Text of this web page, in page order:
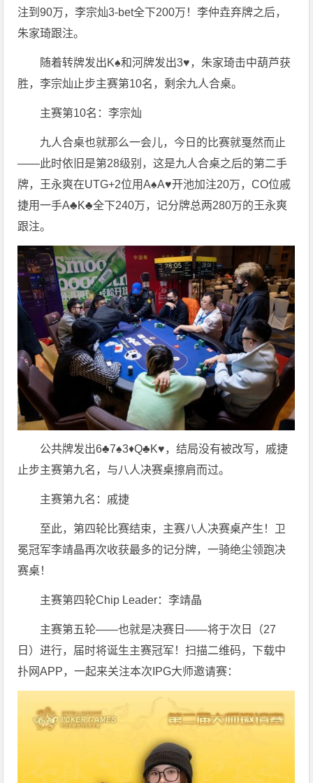
注到90万，李宗灿3-bet全下200万！李仲垚弃牌之后，
朱家琦跟注。
随着转牌发出K♠️和河牌发出3♥️，朱家琦击中葫芦获
胜，李宗灿止步主赛第10名，剩余九人合桌。
主赛第10名：李宗灿
九人合桌也就那么一会儿，今日的比赛就戛然而止
——此时依旧是第28级别，这是九人合桌之后的第二手
牌，王永爽在UTG+2位用A♠️A♥️开池加注20万，CO位戚
捷用一手A♣️K♣️全下240万，记分牌总两280万的王永爽
跟注。
公共牌发出6♣️7♠️3♦️Q♣️K♥️，结局没有被改写，戚捷
止步主赛第九名，与八人决赛桌擦肩而过。
主赛第九名：戚捷
至此，第四轮比赛结束，主赛八人决赛桌产生！卫
冕冠军李靖晶再次收获最多的记分牌，一骑绝尘领跑决
赛桌！
主赛第四轮Chip Leader：李靖晶
主赛第五轮——也就是决赛日——将于次日（27
日）进行，届时将诞生主赛冠军！扫描二维码，下载中
扑网APP，一起来关注本次IPG大师邀请赛：